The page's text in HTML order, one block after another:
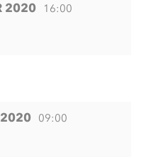
2020 16:00
09:00